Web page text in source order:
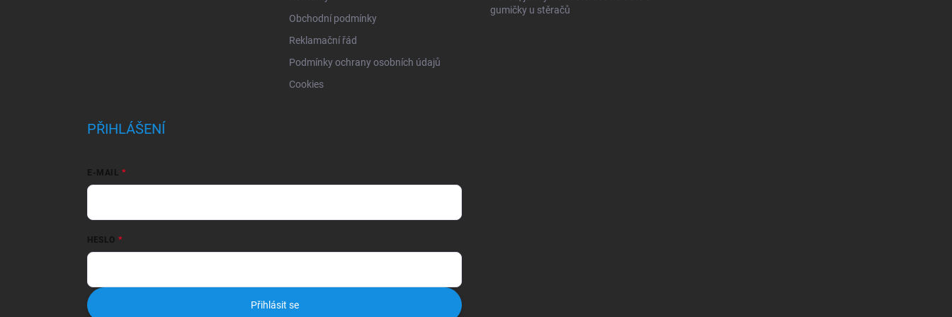
Obchodní podmínky
Reklamační řád
Podmínky ochrany osobních údajů
Cookies
gumičky u stěračů
PŘIHLÁŠENÍ
E-MAIL
HESLO
Přihlásit se